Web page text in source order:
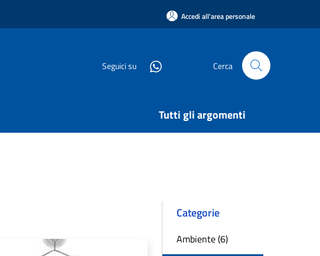
Accedi all'area personale
Seguici su Cerca
Tutti gli argomenti
Categorie
Ambiente (6)